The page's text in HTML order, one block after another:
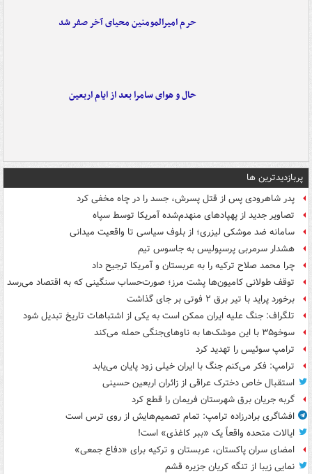
حرم امیرالمومنین محیای آخر صفر شد
حال و هوای سامرا بعد از ایام اربعین
پربازدیدترین ها
پدر شاهرودی پس از قتل پسرش، جسد را در چاه مخفی کرد
تصاویر جدید از پهپادهای منهدم‌شده آمریکا توسط سپاه
سامانه ضد موشکی لیزری؛ از بلوف سیاسی تا واقعیت میدانی
هشدار سرمربی پرسپولیس به جاسوس تیم
چرا محمد صلاح ترکیه را به عربستان و آمریکا ترجیح داد
توقف طولانی کامیون‌ها پشت مرز؛ صورت‌حساب سنگینی که به اقتصاد می‌رسد
برخورد پراید با تیر برق ۲ فوتی بر جای گذاشت
تلگراف: جنگ علیه ایران ممکن است به یکی از اشتباهات تاریخ تبدیل شود
سوخو۳۵ با این موشک‌ها به ناوهای‌جنگی حمله می‌کند
ترامپ سوئیس را تهدید کرد
ترامپ: فکر می‌کنم جنگ با ایران خیلی زود پایان می‌یابد
استقبال خاص دخترک عراقی از زائران اربعین حسینی
گربه جریان برق شهرستان فریمان را قطع کرد
افشاگری برادرزاده ترامپ: تمام تصمیم‌هایش از روی ترس است
ایالات متحده واقعاً یک «ببر کاغذی» است!
امضای سران پاکستان، عربستان و ترکیه برای «دفاع جمعی»
نمایی زیبا از تنگه کریان جزیره قشم